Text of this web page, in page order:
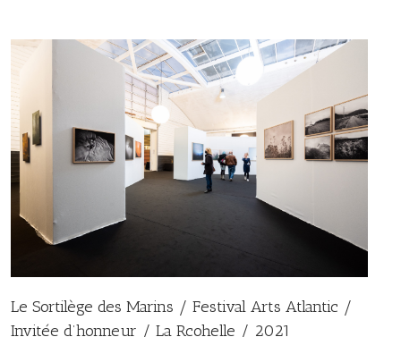
Le Sortilège des Marins / Festival Arts Atlantic /
Invitée d’honneur / La Rcohelle / 2021